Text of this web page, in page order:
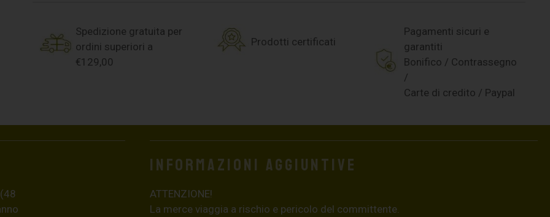
Spedizione gratuita per
ordini superiori a
€129,00
Prodotti certificati
Pagamenti sicuri e
garantiti
Bonifico / Contrassegno
/
Carte di credito / Paypal
Informazioni aggiuntive
ATTENZIONE!
La merce viaggia a rischio e pericolo del committente.